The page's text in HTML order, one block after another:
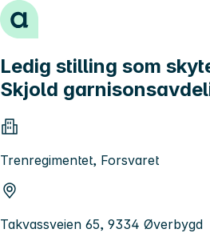
Hopp til innhold
Ledig stilling som
Skjold
Trenregimentet, Forsvaret
Takvassveien 65, 9334 Øverbygd